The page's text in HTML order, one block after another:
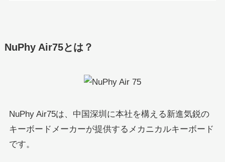
NuPhy Air75とは？
NuPhy Air75は、中国深圳に本社を構える新進気鋭の
キーボードメーカーが提供するメカニカルキーボード
です。